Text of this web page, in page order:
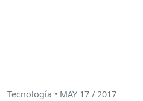
Tecnología • MAY 17 / 2017